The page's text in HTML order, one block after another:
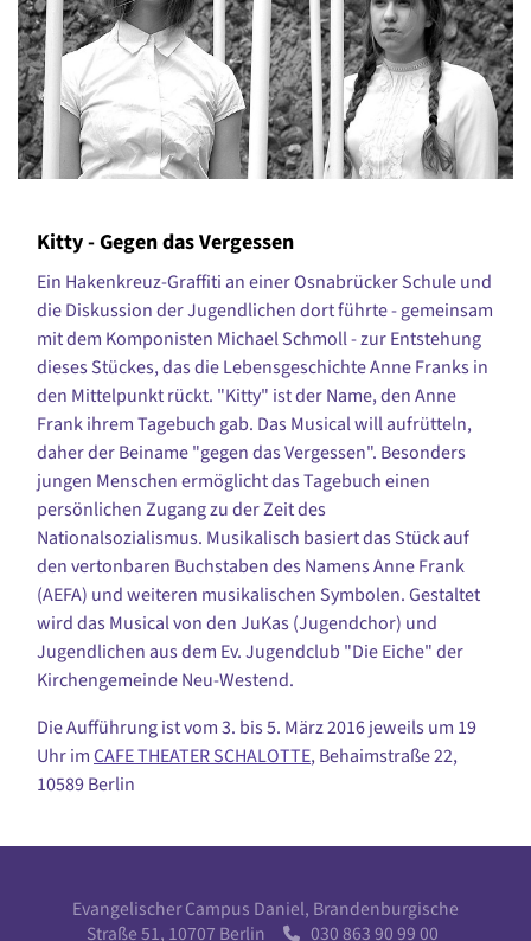
Kitty - Gegen das Vergessen
Ein Hakenkreuz-Graffiti an einer Osnabrücker Schule und
die Diskussion der Jugendlichen dort führte - gemeinsam
mit dem Komponisten Michael Schmoll - zur Entstehung
dieses Stückes, das die Lebensgeschichte Anne Franks in
den Mittelpunkt rückt. "Kitty" ist der Name, den Anne
Frank ihrem Tagebuch gab. Das Musical will aufrütteln,
daher der Beiname "gegen das Vergessen". Besonders
jungen Menschen ermöglicht das Tagebuch einen
persönlichen Zugang zu der Zeit des
Nationalsozialismus. Musikalisch basiert das Stück auf
den vertonbaren Buchstaben des Namens Anne Frank
(AEFA) und weiteren musikalischen Symbolen. Gestaltet
wird das Musical von den JuKas (Jugendchor) und
Jugendlichen aus dem Ev. Jugendclub "Die Eiche" der
Kirchengemeinde Neu-Westend.
Die Aufführung ist vom 3. bis 5. März 2016 jeweils um 19
Uhr imCAFE THEATER SCHALOTTE, Behaimstraße 22,
10589 Berlin
Evangelischer Campus Daniel, Brandenburgische
Straße 51, 10707 Berlin
030 863 90 99 00